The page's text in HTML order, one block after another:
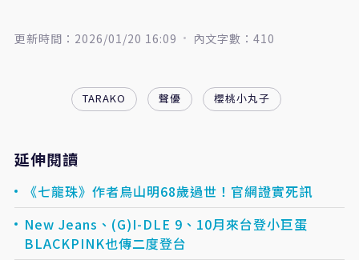
更新時間：2026/01/20 16:09 內文字數：410
TARAKO 聲優 櫻桃小丸子
延伸閱讀
《七龍珠》作者鳥山明68歲過世！官網證實死訊
New Jeans、(G)I-DLE 9、10月來台登小巨蛋
BLACKPINK也傳二度登台